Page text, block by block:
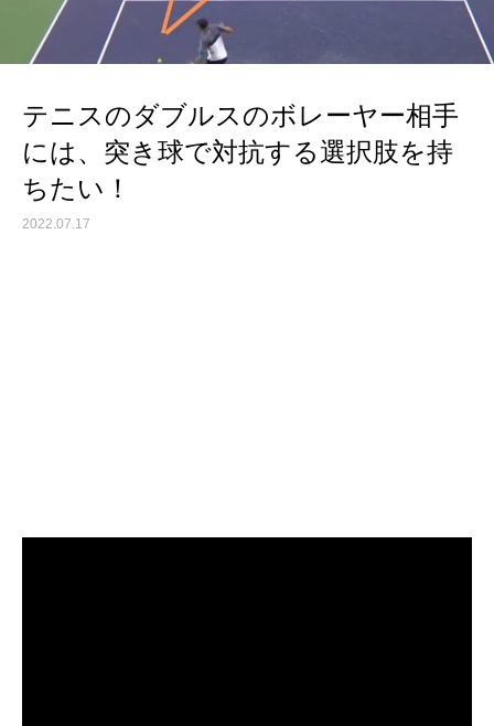
テニスのダブルスのボレーヤー相手
には、突き球で対抗する選択肢を持
ちたい！
2022.07.17